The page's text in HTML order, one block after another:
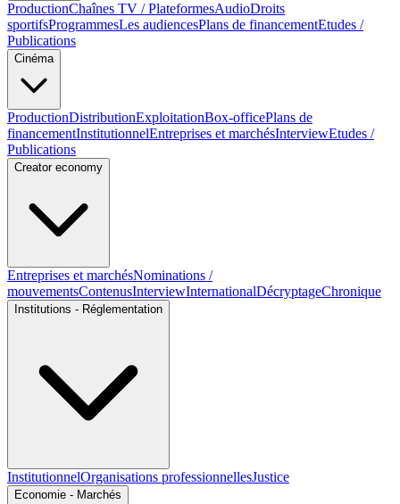
ProductionChaînes TV / PlateformesAudioDroits
sportifsProgrammesLes audiencesPlans de financementEtudes /
Publications
Cinéma
ProductionDistributionExploitationBox-officePlans de
financementInstitutionnelEntreprises et marchésInterviewEtudes /
Publications
Creator economy
Entreprises et marchésNominations /
mouvementsContenusInterviewInternationalDécryptageChronique
Institutions - Réglementation
InstitutionnelOrganisations professionnellesJustice
Economie - Marchés